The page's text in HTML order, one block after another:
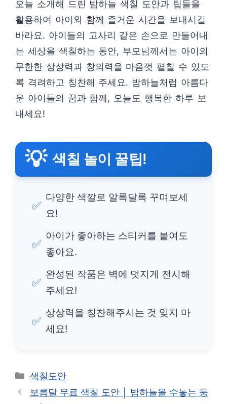
오늘 소개해 드린 밤하늘 색칠 도안과 팁들을
활용하여 아이와 함께 즐거운 시간을 보내시길
바라요. 아이들의 고사리 같은 손으로 만들어내
는 세상을 색칠하는 동안, 부모님께서는 아이의
무한한 상상력과 창의력을 마음껏 펼칠 수 있도
록 격려하고 칭찬해 주세요. 밤하늘처럼 아름다
운 아이들의 꿈과 함께, 오늘도 행복한 하루 보
내세요!
💡 색칠 놀이 꿀팁!
✅
다양한 색깔로 알록달록 꾸며보세
요!
✅
아이가 좋아하는 스티커를 붙여도
좋아요.
✅
완성된 작품은 벽에 멋지게 전시해
주세요!
✅
상상력을 칭찬해주시는 것 잊지 마
세요!
카
테
색칠도안
보름달 무료 색칠 도안 │ 밤하늘을 수놓는 둥